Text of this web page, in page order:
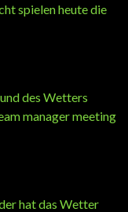
spielen heute die
des Wetters
manager meeting
hat das Wetter